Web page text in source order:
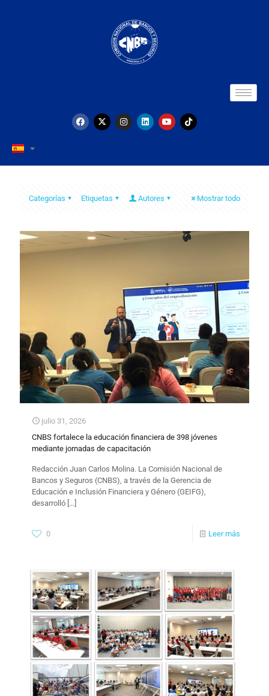
Categorías Etiquetas Autores Mostrar todo
julio 31, 2026
CNBS fortalece la educación financiera de 398 jóvenes
mediante jornadas de capacitación
Redacción Juan Carlos Molina. La Comisión Nacional de
Bancos y Seguros (CNBS), a través de la Gerencia de
Educación e Inclusión Financiera y Género (GEIFG),
desarrolló […]
0 Leer más